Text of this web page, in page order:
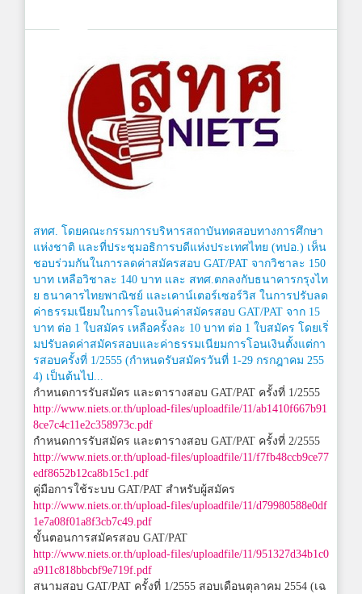
สทศ. โดยคณะกรรมการบริหารสถาบันทดสอบทางการศึกษา
แห่งชาติ และที่ประชุมอธิการบดีแห่งประเทศไทย (ทปอ.) เห็น
ชอบร่วมกันในการลดค่าสมัครสอบ GAT/PAT จากวิชาละ 150
บาท เหลือวิชาละ 140 บาท และ สทศ.ตกลงกับธนาคารกรุงไท
ย ธนาคารไทยพาณิชย์ และเคาน์เตอร์เซอร์วิส ในการปรับลด
ค่าธรรมเนียมในการโอนเงินค่าสมัครสอบ GAT/PAT จาก 15
บาท ต่อ 1 ใบสมัคร เหลือครั้งละ 10 บาท ต่อ 1 ใบสมัคร โดยเริ่
มปรับลดค่าสมัครสอบและค่าธรรมเนียมการโอนเงินตั้งแต่กา
รสอบครั้งที่ 1/2555 (กำหนดรับสมัครวันที่ 1-29 กรกฎาคม 255
4) เป็นต้นไป...
กำหนดการรับสมัคร และตารางสอบ GAT/PAT ครั้งที่ 1/2555
http://www.niets.or.th/upload-files/uploadfile/11/ab1410f667b91
8ce7c4c11e2c358973c.pdf
กำหนดการรับสมัคร และตารางสอบ GAT/PAT ครั้งที่ 2/2555
http://www.niets.or.th/upload-files/uploadfile/11/f7fb48ccb9ce77
edf8652b12ca8b15c1.pdf
คู่มือการใช้ระบบ GAT/PAT สำหรับผู้สมัคร
http://www.niets.or.th/upload-files/uploadfile/11/d79980588e0df
1e7a08f01a8f3cb7c49.pdf
ขั้นตอนการสมัครสอบ GAT/PAT
http://www.niets.or.th/upload-files/uploadfile/11/951327d34b1c0
a911c818bbcbf9e719f.pdf
สนามสอบ GAT/PAT ครั้งที่ 1/2555 สอบเดือนตุลาคม 2554 (เฉ